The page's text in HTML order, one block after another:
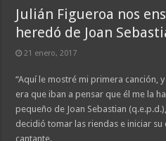
Julián Figueroa nos
heredó de Joan
21 enero, 2017
“Aquí le mostré mi primera canción,
era que iban a pensar que él me la
pequeño de Joan Sebastian
decidió tomar las riendas e iniciar
cantante. …